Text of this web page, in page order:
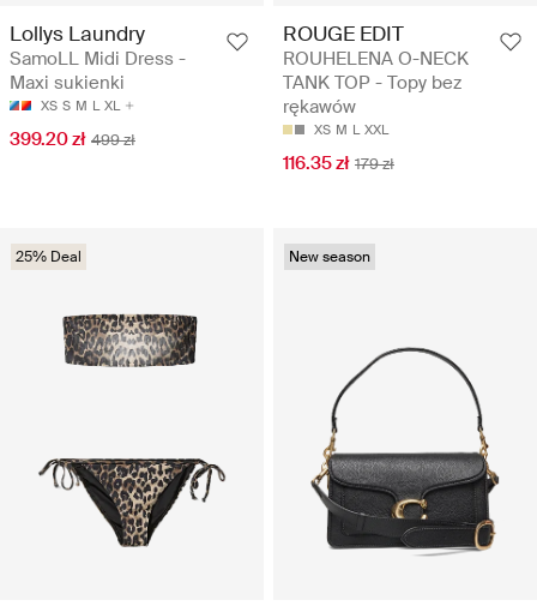
Lollys Laundry
SamoLL Midi Dress -
Maxi sukienki
XS S M L XL
399.20 zł 499 zł
ROUGE EDIT
ROUHELENA O-NECK
TANK TOP - Topy bez
rękawów
XS M L XXL
116.35 zł 179 zł
25% Deal New season